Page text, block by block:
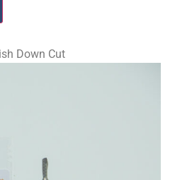
Down Cut